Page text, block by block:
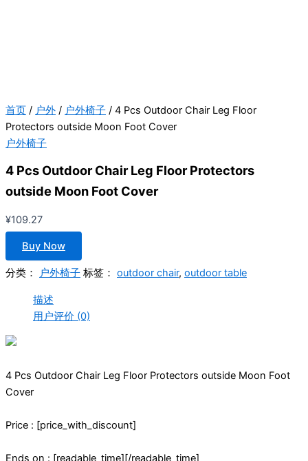
首页 / 户外 / 户外椅子 / 4 Pcs Outdoor Chair Leg Floor
Protectors outside Moon Foot Cover
户外椅子
4 Pcs Outdoor Chair Leg Floor Protectors
outside Moon Foot Cover
¥109.27
Buy Now
分类： 户外椅子 标签： outdoor chair, outdoor table
描述
用户评价 (0)
4 Pcs Outdoor Chair Leg Floor Protectors outside Moon Foot
Cover
Price : [price_with_discount]
Ends on : [readable_time][/readable_time]